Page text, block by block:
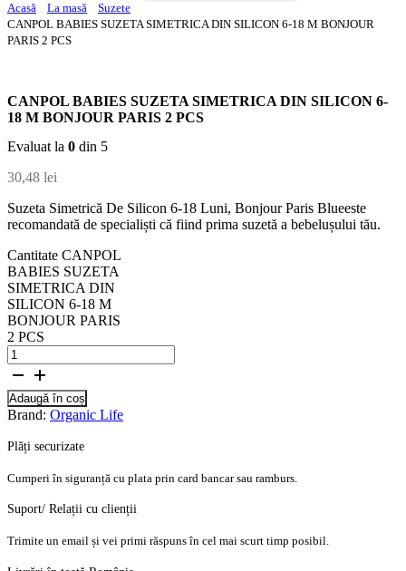
Acasă
La masă
Suzete
CANPOL BABIES SUZETA SIMETRICA DIN SILICON 6-18 M BONJOUR
PARIS 2 PCS
CANPOL BABIES SUZETA SIMETRICA DIN SILICON 6-
18 M BONJOUR PARIS 2 PCS
Evaluat la 0 din 5
30,48 lei
Suzeta Simetrică De Silicon 6-18 Luni, Bonjour Paris Blueeste
recomandată de specialiști că fiind prima suzetă a bebelușului tău.
Cantitate CANPOL
BABIES SUZETA
SIMETRICA DIN
SILICON 6-18 M
BONJOUR PARIS
2 PCS
Adaugă în coș
Brand: Organic Life
Plăți securizate
Cumperi în siguranță cu plata prin card bancar sau ramburs.
Suport/ Relații cu clienții
Trimite un email și vei primi răspuns în cel mai scurt timp posibil.